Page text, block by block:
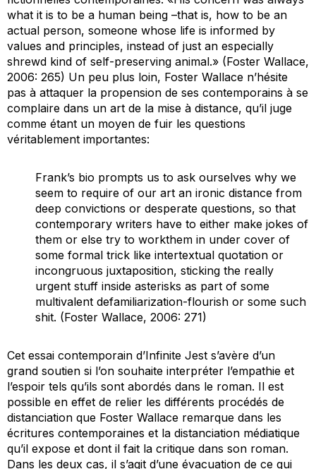
what it is to be a human being –that is, how to be an
actual person, someone whose life is informed by
values and principles, instead of just an especially
shrewd kind of self-preserving animal.» (Foster Wallace,
2006: 265) Un peu plus loin, Foster Wallace n’hésite
pas à attaquer la propension de ses contemporains à se
complaire dans un art de la mise à distance, qu’il juge
comme étant un moyen de fuir les questions
véritablement importantes:
Frank’s bio prompts us to ask ourselves why we
seem to require of our art an ironic distance from
deep convictions or desperate questions, so that
contemporary writers have to either make jokes of
them or else try to workthem in under cover of
some formal trick like intertextual quotation or
incongruous juxtaposition, sticking the really
urgent stuff inside asterisks as part of some
multivalent defamiliarization-flourish or some such
shit. (Foster Wallace, 2006: 271)
Cet essai contemporain d’Infinite Jest s’avère d’un
grand soutien si l’on souhaite interpréter l’empathie et
l’espoir tels qu’ils sont abordés dans le roman. Il est
possible en effet de relier les différents procédés de
distanciation que Foster Wallace remarque dans les
écritures contemporaines et la distanciation médiatique
qu’il expose et dont il fait la critique dans son roman.
Dans les deux cas, il s’agit d’une évacuation de ce qui